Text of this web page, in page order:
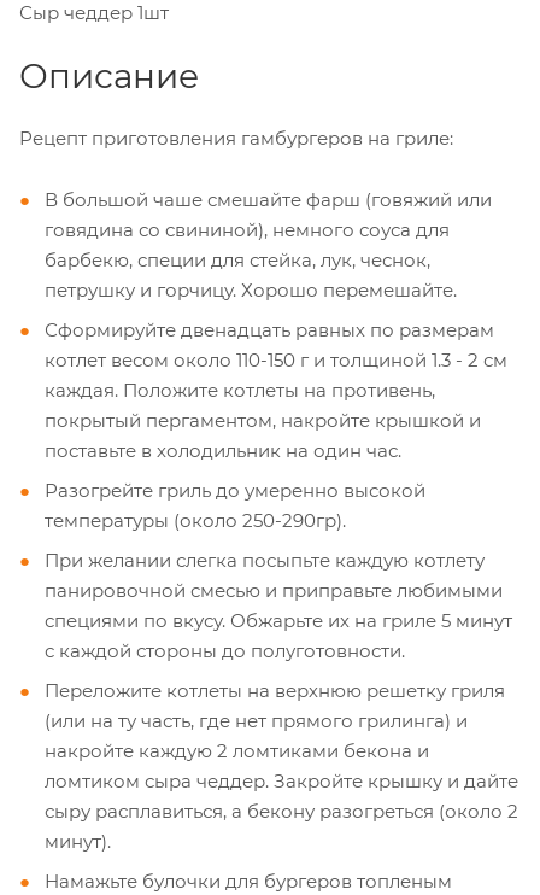
Описание
Рецепт приготовления гамбургеров на гриле:
В большой чаше смешайте фарш (говяжий или
говядина со свининой), немного соуса для
барбекю, специи для стейка, лук, чеснок,
петрушку и горчицу. Хорошо перемешайте.
Сформируйте двенадцать равных по размерам
котлет весом около 110-150 г и толщиной 1.3 - 2 см
каждая. Положите котлеты на противень,
покрытый пергаментом, накройте крышкой и
поставьте в холодильник на один час.
Разогрейте гриль до умеренно высокой
температуры (около 250-290гр).
При желании слегка посыпьте каждую котлету
панировочной смесью и приправьте любимыми
специями по вкусу. Обжарьте их на гриле 5 минут
с каждой стороны до полуготовности.
Переложите котлеты на верхнюю решетку гриля
(или на ту часть, где нет прямого грилинга) и
накройте каждую 2 ломтиками бекона и
ломтиком сыра чеддер. Закройте крышку и дайте
сыру расплавиться, а бекону разогреться (около 2
минут).
Намажьте булочки для бургеров топленым
Сыр чеддер 1шт